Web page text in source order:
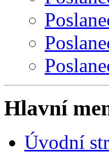
Hlavní
Úvodní